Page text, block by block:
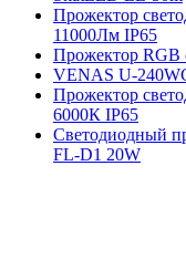
Прожектор
11000Лм IP65
Прожектор RGB
VENAS U-
Прожектор
6000К IP65
Cветодиодный
FL-D1 20W